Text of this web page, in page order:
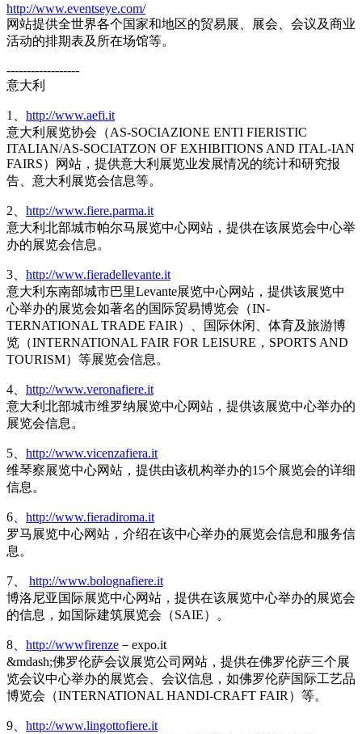
http://www.eventseye.com/
网站提供全世界各个国家和地区的贸易展、展会、会议及商业
活动的排期表及所在场馆等。
------------------
意大利
1、 http://www.aefi.it
意大利展览协会（AS-SOCIAZIONE ENTI FIERISTIC
ITALIAN/AS-SOCIATZON OF EXHIBITIONS AND ITAL-IAN
FAIRS）网站，提供意大利展览业发展情况的统计和研究报
告、意大利展览会信息等。
2、 http://www.fiere.parma.it
意大利北部城市帕尔马展览中心网站，提供在该展览会中心举
办的展览会信息。
3、 http://www.fieradellevante.it
意大利东南部城市巴里Levante展览中心网站，提供该展览中
心举办的展览会如著名的国际贸易博览会（IN-
TERNATIONAL TRADE FAIR）、国际休闲、体育及旅游博
览（INTERNATIONAL FAIR FOR LEISURE，SPORTS AND
TOURISM）等展览会信息。
4、 http://www.veronafiere.it
意大利北部城市维罗纳展览中心网站，提供该展览中心举办的
展览会信息。
5、 http://www.vicenzafiera.it
维琴察展览中心网站，提供由该机构举办的15个展览会的详细
信息。
6、 http://www.fieradiroma.it
罗马展览中心网站，介绍在该中心举办的展览会信息和服务信
息。
7、 http://www.bolognafiere.it
博洛尼亚国际展览中心网站，提供在该展览中心举办的展览会
的信息，如国际建筑展览会（SAIE）。
8、 http://wwwfirenze －expo.it
&mdash;佛罗伦萨会议展览公司网站，提供在佛罗伦萨三个展
览会议中心举办的展览会、会议信息，如佛罗伦萨国际工艺品
博览会（INTERNATIONAL HANDI-CRAFT FAIR）等。
9、 http://www.lingottofiere.it